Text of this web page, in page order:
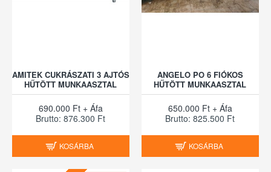
AMITEK CUKRÁSZATI 3 AJTÓS
HŰTÖTT MUNKAASZTAL
690.000 Ft + Áfa
Brutto: 876.300 Ft
KOSÁRBA
ANGELO PO 6 FIÓKOS
HŰTÖTT MUNKAASZTAL
650.000 Ft + Áfa
Brutto: 825.500 Ft
KOSÁRBA